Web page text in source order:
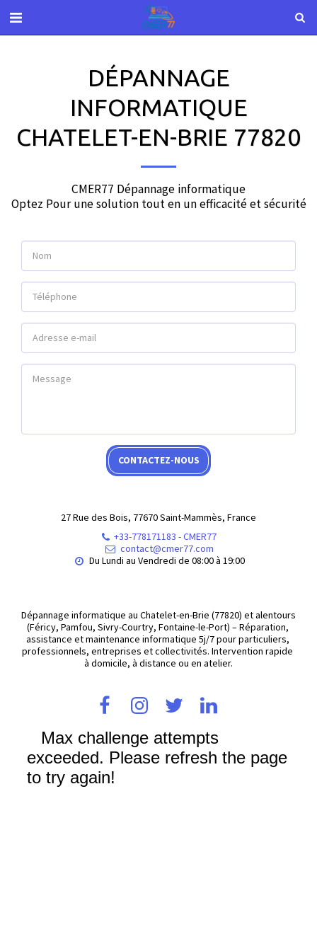
DÉPANNAGE
INFORMATIQUE
CHATELET-EN-BRIE 77820
CMER77 Dépannage informatique
Optez Pour une solution tout en un efficacité et sécurité
CONTACTEZ-NOUS
27 Rue des Bois, 77670 Saint-Mammès, France
+33-778171183 -CMER77
contact@cmer77.com
Du Lundi au Vendredi de 08:00 à 19:00
Dépannage informatique au Chatelet-en-Brie (77820) et alentours
(Féricy, Pamfou, Sivry-Courtry, Fontaine-le-Port) – Réparation,
assistance et maintenance informatique 5j/7 pour particuliers,
professionnels, entreprises et collectivités. Intervention rapide
à domicile, à distance ou en atelier.